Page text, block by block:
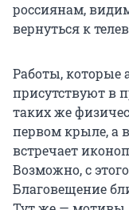
россиянам,
вернуться к
Работы, которые
присутствуют в
таких же
первом крыле, а
встречает
Возможно, с
Благовещение